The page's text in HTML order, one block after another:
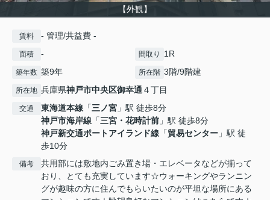
【外観】
賃料 - 管理/共益費 -
面積 - 間取り 1R
築年数 築9年 所在階 3階/9階建
所在地 兵庫県神戸市中央区御幸通 ４丁目
交通 東海道本線 「三ノ宮 」駅 徒歩8分
神戸市海岸線 「三宮・花時計前 」駅 徒歩8分
神戸新交通ポートアイランド線 「貿易センター 」駅 徒
歩10分
備考
共用部には敷地内ごみ置き場・エレベータなどが揃って
おり、とても充実しています☆ウォーキングやランニン
グが趣味の方に住んでもらいたいのが平坦な場所にある